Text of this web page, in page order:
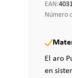
EAN:
Número
El aro
en